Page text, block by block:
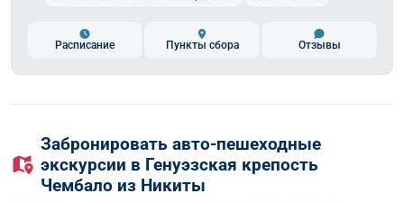
Расписание Пункты сбора Отзывы
Забронировать авто-пешеходные
экскурсии в Генуэзская крепость
Чембало из Никиты